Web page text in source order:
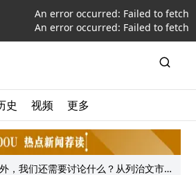
An error occurred: Failed to fetch
An error occurred: Failed to fetch
史 视频 更多
，我们还需要讨论什么？从列治文市